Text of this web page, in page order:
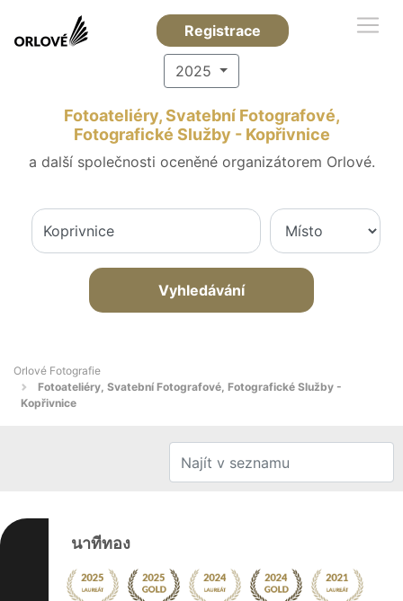
Registrace
2025
Fotoateliéry, Svatební Fotografové,
Fotografické Služby - Kopřivnice
a další společnosti oceněné organizátorem Orlové.
Vyhledávání
Orlové Fotografie
Fotoateliéry, Svatební Fotografové, Fotografické Služby -
Kopřivnice
นาทีทอง